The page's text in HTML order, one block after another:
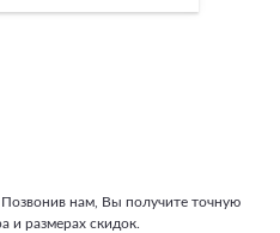
нам, Вы получите точную
и размерах скидок.